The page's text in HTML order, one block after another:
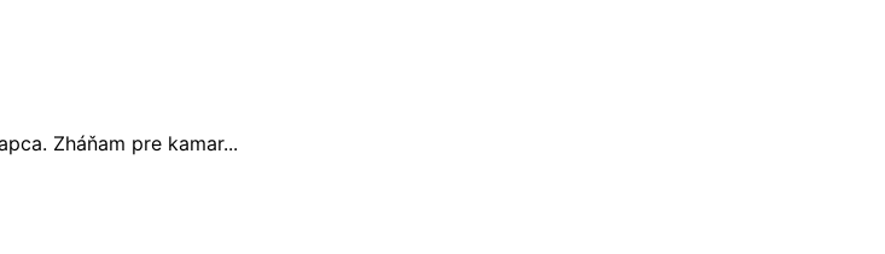
Zháňam pre kamar...